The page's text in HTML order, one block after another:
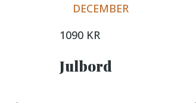
DECEMBER
1090 KR
Julbord